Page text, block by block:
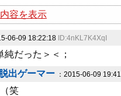
容を表示
06-09 18:22:18 ID:4nKL7K4XqI
純だった＞＜；
出ゲーマー ：2015-06-09
笑